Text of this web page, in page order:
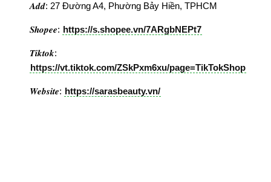
𝑨𝒅𝒅: 27 Đường A4, Phường Bảy Hiền, TPHCM
𝑺𝒉𝒐𝒑𝒆𝒆: https://s.shopee.vn/7ARgbNEPt7
𝑻𝒊𝒌𝒕𝒐𝒌:
https://vt.tiktok.com/ZSkPxm6xu/page=TikTokShop
𝑾𝒆𝒃𝒔𝒊𝒕𝒆: https://sarasbeauty.vn/